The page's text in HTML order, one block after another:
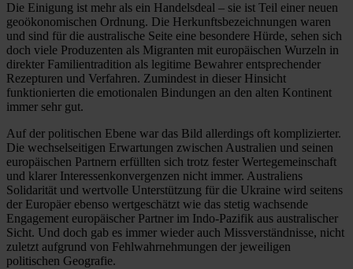
Die Einigung ist mehr als ein Handelsdeal – sie ist Teil einer neuen
geoökonomischen Ordnung. Die Herkunftsbezeichnungen waren
und sind für die australische Seite eine besondere Hürde, sehen sich
doch viele Produzenten als Migranten mit europäischen Wurzeln in
direkter Familientradition als legitime Bewahrer entsprechender
Rezepturen und Verfahren. Zumindest in dieser Hinsicht
funktionierten die emotionalen Bindungen an den alten Kontinent
immer sehr gut.
Auf der politischen Ebene war das Bild allerdings oft komplizierter.
Die wechselseitigen Erwartungen zwischen Australien und seinen
europäischen Partnern erfüllten sich trotz fester Wertegemeinschaft
und klarer Interessenkonvergenzen nicht immer. Australiens
Solidarität und wertvolle Unterstützung für die Ukraine wird seitens
der Europäer ebenso wertgeschätzt wie das stetig wachsende
Engagement europäischer Partner im Indo-Pazifik aus australischer
Sicht. Und doch gab es immer wieder auch Missverständnisse, nicht
zuletzt aufgrund von Fehlwahrnehmungen der jeweiligen
politischen Geografie.